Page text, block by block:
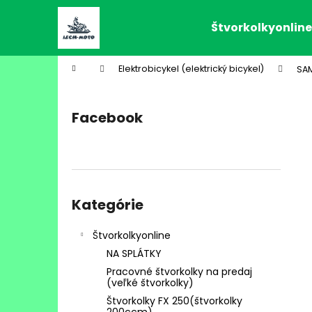
Štvorkolkyonline
Domov Elektrobicykel (elektrický bicykel)
Facebook
kategórie
Kategórie
Štvorkolkyonline
NA SPLÁTKY
Pracovné štvorkolky na predaj
(veľké štvorkolky)
Štvorkolky FX 250(štvorkolky
í
Späť
do
Späť
do
BUGINA 125 (BUGGY 125CC)
€1 549